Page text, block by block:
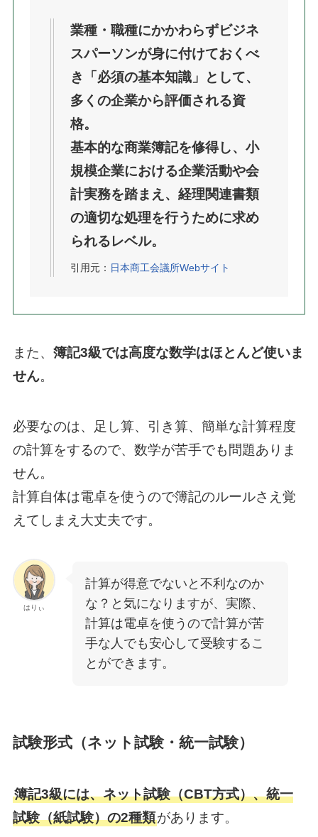
業種・職種にかかわらずビジネ
スパーソンが身に付けておくべ
き「必須の基本知識」として、
多くの企業から評価される資
格。
基本的な商業簿記を修得し、小
規模企業における企業活動や会
計実務を踏まえ、経理関連書類
の適切な処理を行うために求め
られるレベル。
引用元： 日本商工会議所Webサイト
また、 簿記3級では高度な数学はほとんど使いま
せん。
必要なのは、足し算、引き算、簡単な計算程度
の計算をするので、数学が苦手でも問題ありま
せん。
計算自体は電卓を使うので簿記のルールさえ覚
えてしまえ大丈夫です。
はりぃ
計算が得意でないと不利なのか
な？と気になりますが、実際、
計算は電卓を使うので計算が苦
手な人でも安心して受験するこ
とができます。
試験形式（ネット試験・統一試験）
簿記3級には、ネット試験（CBT方式）、統一
試験（紙試験）の2種類があります。